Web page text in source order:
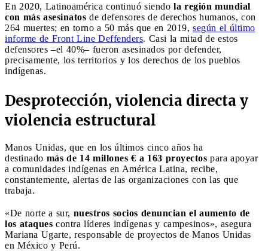
En 2020, Latinoamérica continuó siendo la región mundial
con más asesinatos de defensores de derechos humanos, con
264 muertes; en torno a 50 más que en 2019, según el último
informe de Front Line Deffenders. Casi la mitad de estos
defensores –el 40%– fueron asesinados por defender,
precisamente, los territorios y los derechos de los pueblos
indígenas.
Desprotección, violencia directa y
violencia estructural
Manos Unidas, que en los últimos cinco años ha
destinado más de 14 millones € a 163 proyectos para apoyar
a comunidades indígenas en América Latina, recibe,
constantemente, alertas de las organizaciones con las que
trabaja.
«De norte a sur, nuestros socios denuncian el aumento de
los ataques contra líderes indígenas y campesinos», asegura
Mariana Ugarte, responsable de proyectos de Manos Unidas
en México y Perú.